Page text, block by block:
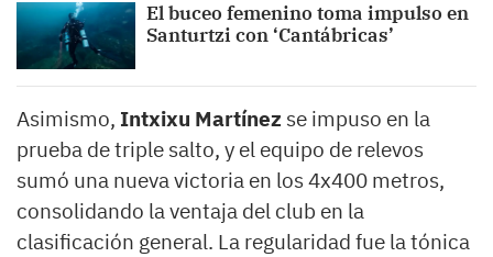
El buceo femenino toma impulso en
Santurtzi con ‘Cantábricas’
Asimismo, Intxixu Martínez se impuso en la
prueba de triple salto, y el equipo de relevos
sumó una nueva victoria en los 4x400 metros,
consolidando la ventaja del club en la
clasificación general. La regularidad fue la tónica